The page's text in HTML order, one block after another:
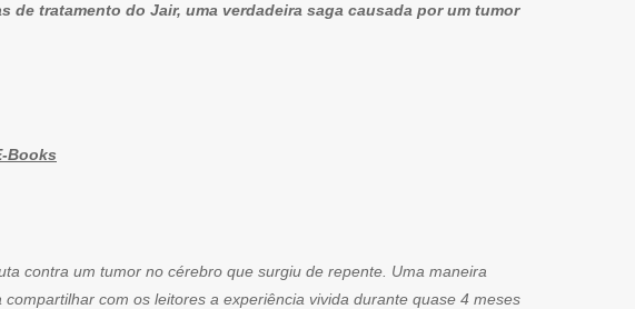
tratamento do Jair, uma verdadeira saga causada por um tumor
Books
contra um tumor no cérebro que surgiu de repente. Uma maneira
com os leitores a experiência vivida durante quase 4 meses